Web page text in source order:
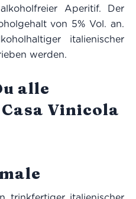
Aperitif. Der
von 5% Vol. an.
italienischer
werden.
alle
Vinicola